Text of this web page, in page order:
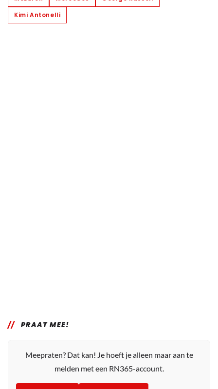
Kimi Antonelli
PRAAT MEE!
Meepraten? Dat kan! Je hoeft je alleen maar aan te
melden met een RN365-account.